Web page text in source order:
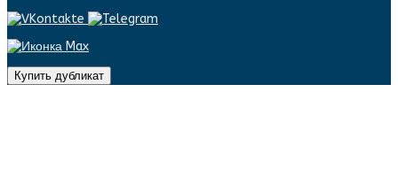
Купить дубликат